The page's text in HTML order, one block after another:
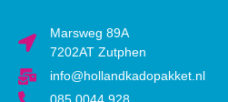
Marsweg 89A
7202AT Zutphen
info@hollandkadopakket.nl